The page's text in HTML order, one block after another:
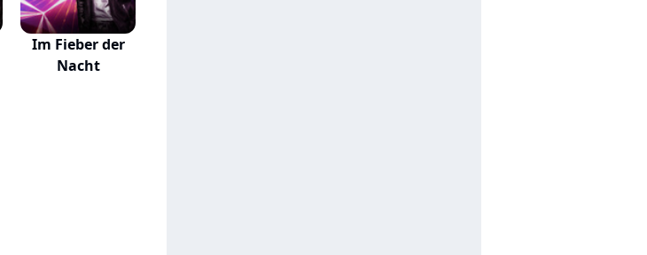
Im Fieber der
Nacht